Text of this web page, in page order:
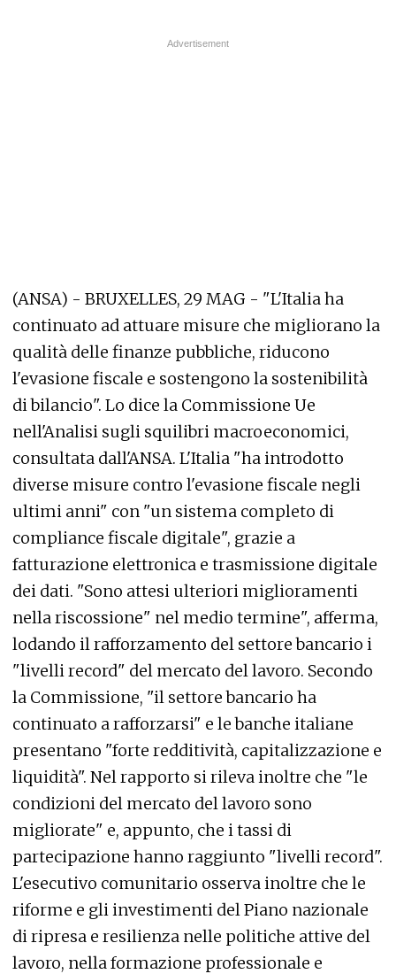
(ANSA) - BRUXELLES, 29 MAG - "L'Italia ha
continuato ad attuare misure che migliorano la
qualità delle finanze pubbliche, riducono
l'evasione fiscale e sostengono la sostenibilità
di bilancio". Lo dice la Commissione Ue
nell'Analisi sugli squilibri macroeconomici,
consultata dall'ANSA. L'Italia "ha introdotto
diverse misure contro l'evasione fiscale negli
ultimi anni" con "un sistema completo di
compliance fiscale digitale", grazie a
fatturazione elettronica e trasmissione digitale
dei dati. "Sono attesi ulteriori miglioramenti
nella riscossione" nel medio termine", afferma,
lodando il rafforzamento del settore bancario i
"livelli record" del mercato del lavoro. Secondo
la Commissione, "il settore bancario ha
continuato a rafforzarsi" e le banche italiane
presentano "forte redditività, capitalizzazione e
liquidità". Nel rapporto si rileva inoltre che "le
condizioni del mercato del lavoro sono
migliorate" e, appunto, che i tassi di
partecipazione hanno raggiunto "livelli record".
L'esecutivo comunitario osserva inoltre che le
riforme e gli investimenti del Piano nazionale
di ripresa e resilienza nelle politiche attive del
lavoro, nella formazione professionale e